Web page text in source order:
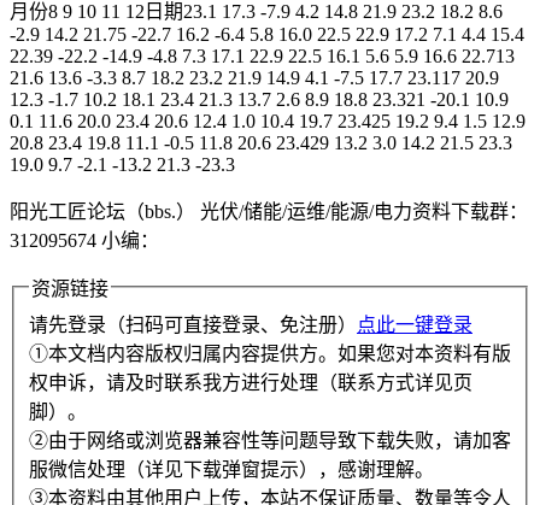
月份8 9 10 11 12日期23.1 17.3 -7.9 4.2 14.8 21.9 23.2 18.2 8.6
-2.9 14.2 21.75 -22.7 16.2 -6.4 5.8 16.0 22.5 22.9 17.2 7.1 4.4 15.4
22.39 -22.2 -14.9 -4.8 7.3 17.1 22.9 22.5 16.1 5.6 5.9 16.6 22.713
21.6 13.6 -3.3 8.7 18.2 23.2 21.9 14.9 4.1 -7.5 17.7 23.117 20.9
12.3 -1.7 10.2 18.1 23.4 21.3 13.7 2.6 8.9 18.8 23.321 -20.1 10.9
0.1 11.6 20.0 23.4 20.6 12.4 1.0 10.4 19.7 23.425 19.2 9.4 1.5 12.9
20.8 23.4 19.8 11.1 -0.5 11.8 20.6 23.429 13.2 3.0 14.2 21.5 23.3
19.0 9.7 -2.1 -13.2 21.3 -23.3
阳光工匠论坛（bbs.） 光伏/储能/运维/能源/电力资料下载群：
312095674 小编：
资源链接
请先登录（扫码可直接登录、免注册）
点此一键登录
①本文档内容版权归属内容提供方。如果您对本资料有版
权申诉，请及时联系我方进行处理（联系方式详见页
脚）。
②由于网络或浏览器兼容性等问题导致下载失败，请加客
服微信处理（详见下载弹窗提示），感谢理解。
③本资料由其他用户上传，本站不保证质量、数量等令人